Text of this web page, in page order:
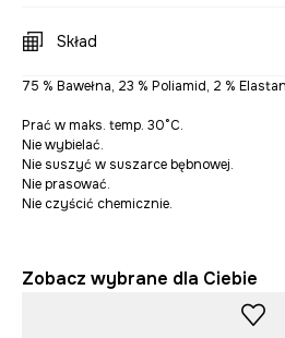
Skład
75 % Bawełna, 23 % Poliamid, 2 % Elastan
Prać w maks. temp. 30°C.
Nie wybielać.
Nie suszyć w suszarce bębnowej.
Nie prasować.
Nie czyścić chemicznie.
Zobacz wybrane dla Ciebie